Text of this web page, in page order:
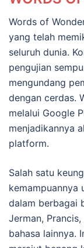
Words of
yang telah
seluruh dunia.
pengujian
mengundang
dengan cerdas.
melalui Google
menjadikannya
platform.
Salah satu
kemampuannya
dalam berbagai
Jerman,
bahasa lainnya.